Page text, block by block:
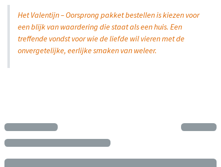
Het Valentijn – Oorsprong pakket bestellen is kiezen voor
een blijk van waardering die staat als een huis. Een
treffende vondst voor wie de liefde wil vieren met de
onvergetelijke, eerlijke smaken van weleer.